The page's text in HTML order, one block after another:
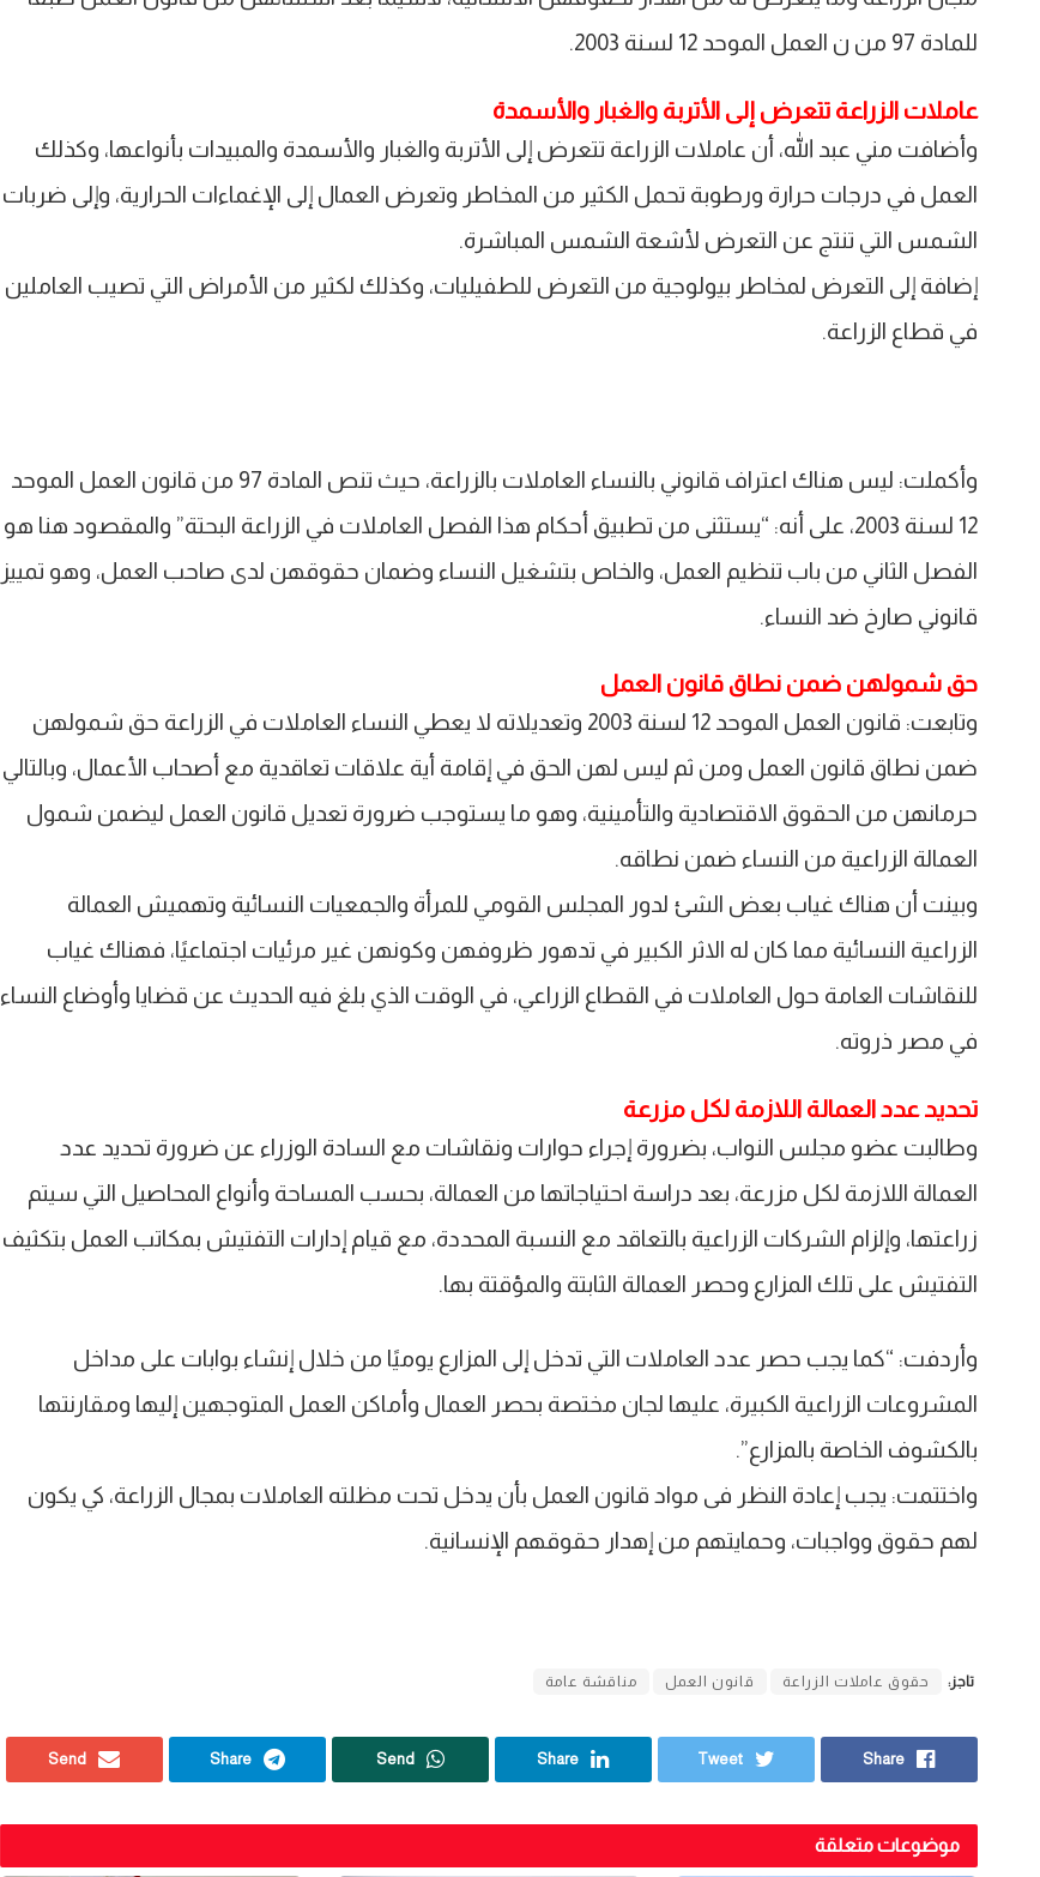
للمادة 97 من ن العمل الموحد 12 لسنة 2003.
عاملات الزراعة تتعرض إلى الأتربة والغبار والأسمدة
وأضافت مني عبد الله، أن عاملات الزراعة تتعرض إلى الأتربة والغبار والأسمدة والمبيدات بأنواعها، وكذلك
العمل في درجات حرارة ورطوبة تحمل الكثير من المخاطر وتعرض العمال إلى الإغماءات الحرارية، وإلى ضربات
الشمس التي تنتج عن التعرض لأشعة الشمس المباشرة.
إضافة إلى التعرض لمخاطر بيولوجية من التعرض للطفيليات، وكذلك لكثير من الأمراض التي تصيب العاملين
في قطاع الزراعة.
وأكملت: ليس هناك اعتراف قانوني بالنساء العاملات بالزراعة، حيث تنص المادة 97 من قانون العمل الموحد
12 لسنة 2003، على أنه: “يستثنى من تطبيق أحكام هذا الفصل العاملات في الزراعة البحتة” والمقصود هنا هو
الفصل الثاني من باب تنظيم العمل، والخاص بتشغيل النساء وضمان حقوقهن لدى صاحب العمل، وهو تمييز
قانوني صارخ ضد النساء.
حق شمولهن ضمن نطاق قانون العمل
وتابعت: قانون العمل الموحد 12 لسنة 2003 وتعديلاته لا يعطي النساء العاملات في الزراعة حق شمولهن
ضمن نطاق قانون العمل ومن ثم ليس لهن الحق في إقامة أية علاقات تعاقدية مع أصحاب الأعمال، وبالتالي
حرمانهن من الحقوق الاقتصادية والتأمينية، وهو ما يستوجب ضرورة تعديل قانون العمل ليضمن شمول
العمالة الزراعية من النساء ضمن نطاقه.
وبينت أن هناك غياب بعض الشئ لدور المجلس القومي للمرأة والجمعيات النسائية وتهميش العمالة
الزراعية النسائية مما كان له الاثر الكبير في تدهور ظروفهن وكونهن غير مرئيات اجتماعيًا، فهناك غياب
للنقاشات العامة حول العاملات في القطاع الزراعي، في الوقت الذي بلغ فيه الحديث عن قضايا وأوضاع النساء
في مصر ذروته.
تحديد عدد العمالة اللازمة لكل مزرعة
وطالبت عضو مجلس النواب، بضرورة إجراء حوارات ونقاشات مع السادة الوزراء عن ضرورة تحديد عدد
العمالة اللازمة لكل مزرعة، بعد دراسة احتياجاتها من العمالة، بحسب المساحة وأنواع المحاصيل التي سيتم
زراعتها، وإلزام الشركات الزراعية بالتعاقد مع النسبة المحددة، مع قيام إدارات التفتيش بمكاتب العمل بتكثيف
التفتيش على تلك المزارع وحصر العمالة الثابتة والمؤقتة بها.
وأردفت: “كما يجب حصر عدد العاملات التي تدخل إلى المزارع يوميًا من خلال إنشاء بوابات على مداخل
المشروعات الزراعية الكبيرة، عليها لجان مختصة بحصر العمال وأماكن العمل المتوجهين إليها ومقارنتها
بالكشوف الخاصة بالمزارع”.
واختتمت: يجب إعادة النظر فى مواد قانون العمل بأن يدخل تحت مظلته العاملات بمجال الزراعة، كي يكون
لهم حقوق وواجبات، وحمايتهم من إهدار حقوقهم الإنسانية.
تاجز: حقوق عاملات الزراعة قانون العمل مناقشة عامة
Share
Tweet
Share
Send
Share
Send
موضوعات متعلقة